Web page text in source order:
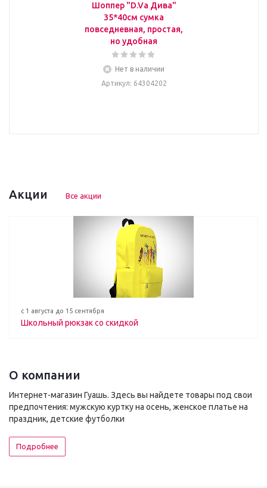
Шоппер "D.Va Дива"
35*40см сумка
повседневная, простая,
но удобная
Нет в наличии
Артикул: 64304202
Акции Все акции
с 1 августа до 15 сентября
Школьный рюкзак со скидкой
О компании
Интернет-магазин Гуашь. Здесь вы найдете товары под свои
предпочтения: мужскую куртку на осень, женское платье на
праздник, детские футболки
Подробнее